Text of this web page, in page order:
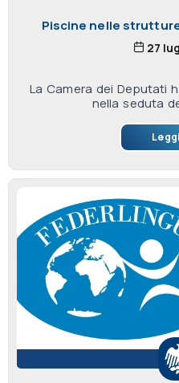
Piscine nelle
27
La Camera dei Deputati
nella seduta